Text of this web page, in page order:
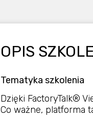
OPIS
Tematyka szkolenia
Dzięki FactoryTalk®
Co ważne, platforma